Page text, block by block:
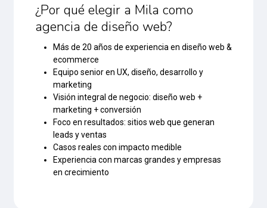
¿Por qué elegir a Mila como
agencia de diseño web?
Más de 20 años de experiencia en diseño web &
ecommerce
Equipo senior en UX, diseño, desarrollo y
marketing
Visión integral de negocio: diseño web +
marketing + conversión
Foco en resultados: sitios web que generan
leads y ventas
Casos reales con impacto medible
Experiencia con marcas grandes y empresas
en crecimiento